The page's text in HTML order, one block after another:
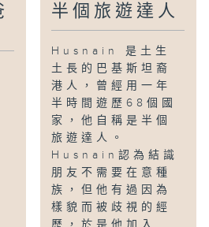
半個旅遊達人
Husnain 是土生
土長的巴基斯坦裔
港人，曾經用一年
半時間遊歷68個國
家，他自稱是半個
旅遊達人。
Husnain認為結識
朋友不需要在意種
族，但他有過因為
樣貌而被歧視的經
歷，於是他加入...